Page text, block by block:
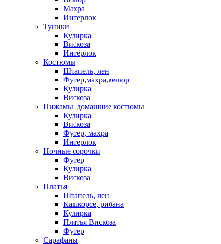
Махра
Интерлок
Туники
Кулирка
Вискоза
Интерлок
Костюмы
Штапель, лен
Футер,махра,велюр
Кулирка
Вискоза
Пижамы, домашние костюмы
Кулирка
Вискоза
Футер, махра
Интерлок
Ночные сорочки
Футер
Кулирка
Вискоза
Платья
Штапель, лен
Кашкорсе, рибана
Кулирка
Платья Вискоза
Футер
Сарафаны